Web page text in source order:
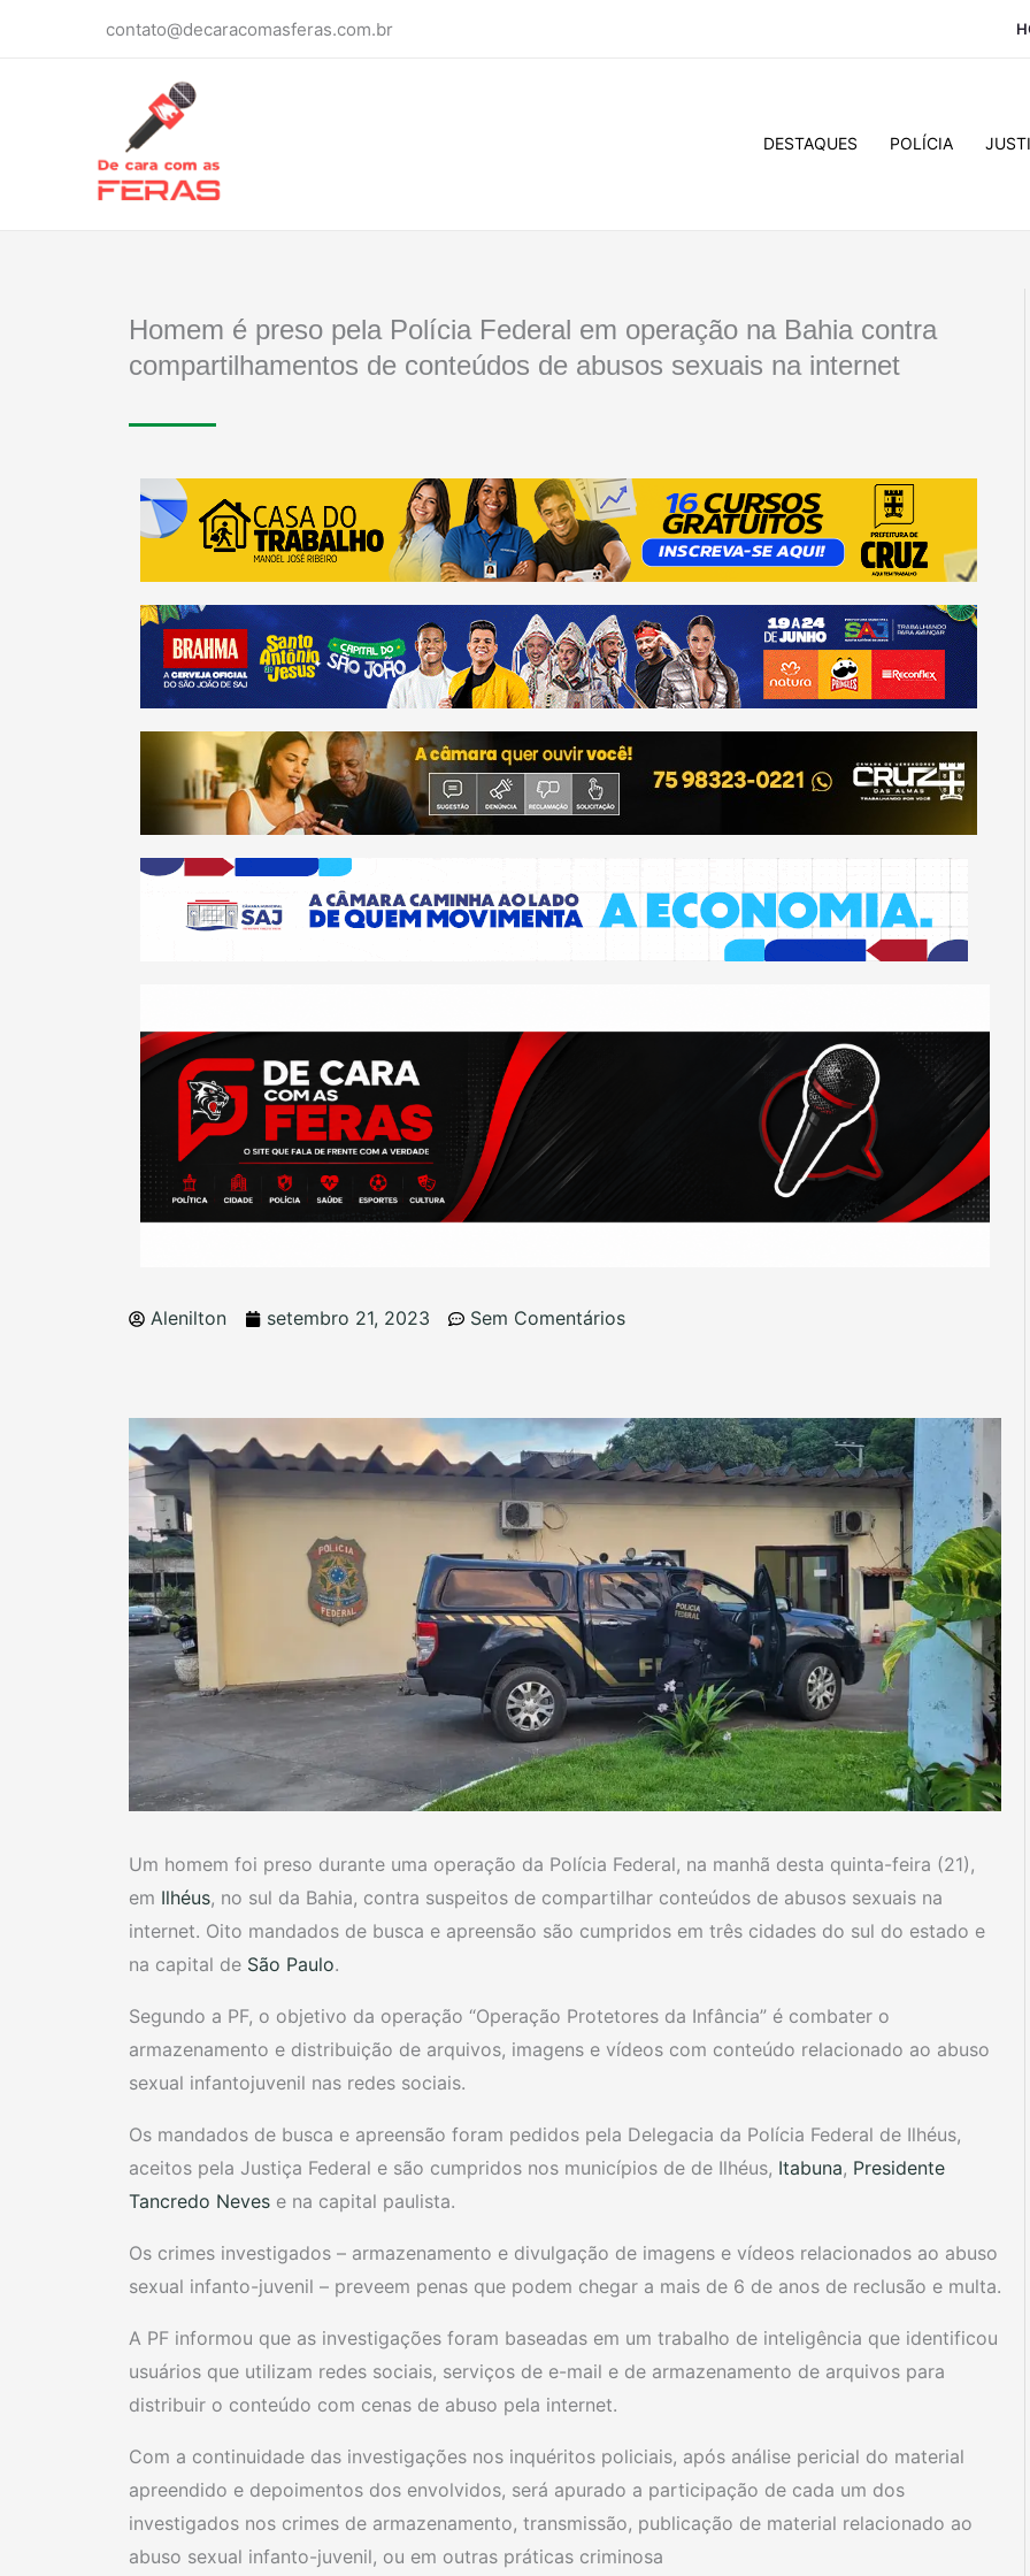
contato@decaracomasferas.com.br
DESTAQUES POLÍCIA
Homem é preso pela Polícia Federal em operação na Bahia contra
compartilhamentos de conteúdos de abusos sexuais na internet
Alenilton setembro 21, 2023 Sem Comentários
Um homem foi preso durante uma operação da Polícia Federal, na manhã desta quinta-feira (21),
em Ilhéus, no sul da Bahia, contra suspeitos de compartilhar conteúdos de abusos sexuais na
internet. Oito mandados de busca e apreensão são cumpridos em três cidades do sul do estado e
na capital de São Paulo.
Segundo a PF, o objetivo da operação “Operação Protetores da Infância” é combater o
armazenamento e distribuição de arquivos, imagens e vídeos com conteúdo relacionado ao abuso
sexual infantojuvenil nas redes sociais.
Os mandados de busca e apreensão foram pedidos pela Delegacia da Polícia Federal de Ilhéus,
aceitos pela Justiça Federal e são cumpridos nos municípios de de Ilhéus, Itabuna, Presidente
Tancredo Neves e na capital paulista.
Os crimes investigados – armazenamento e divulgação de imagens e vídeos relacionados ao abuso
sexual infanto-juvenil – preveem penas que podem chegar a mais de 6 de anos de reclusão e multa.
A PF informou que as investigações foram baseadas em um trabalho de inteligência que identificou
usuários que utilizam redes sociais, serviços de e-mail e de armazenamento de arquivos para
distribuir o conteúdo com cenas de abuso pela internet.
Com a continuidade das investigações nos inquéritos policiais, após análise pericial do material
apreendido e depoimentos dos envolvidos, será apurado a participação de cada um dos
investigados nos crimes de armazenamento, transmissão, publicação de material relacionado ao
abuso sexual infanto-juvenil, ou em outras práticas criminosa